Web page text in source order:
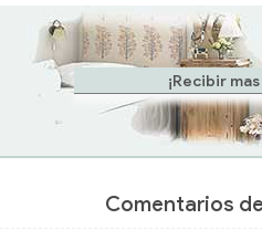
Comentarios